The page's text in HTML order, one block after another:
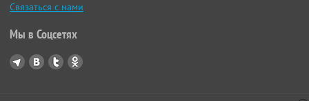
Связаться с нами
Мы в Соцсетях